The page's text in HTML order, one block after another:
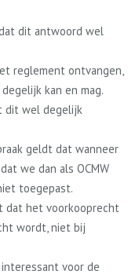
dit antwoord wel
reglement ontvangen,
kan en mag.
dit wel degelijk
geldt dat wanneer
we dan als OCMW
toegepast.
dat het voorkooprecht
wordt, niet bij
voor de